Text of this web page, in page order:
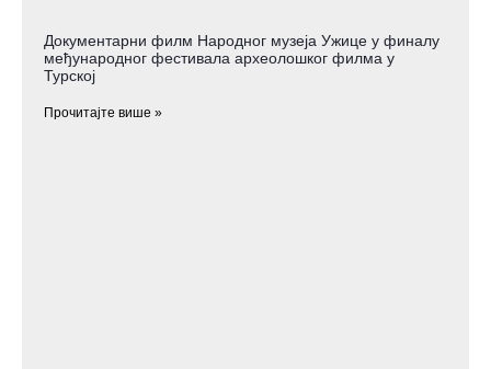
Документарни филм Народног музеја Ужице у финалу
међународног фестивала археолошког филма у
Турској
Прочитајте више »